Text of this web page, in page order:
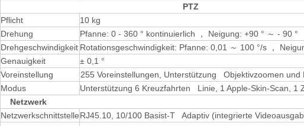
PTZ
Pflicht
10 kg
Drehung
Pfanne: 0 - 360 ° kontinuierlich ， Neigung: +90 ° ～ - 90 °
Drehgeschwindigkeit Rotationsgeschwindigkeit: Pfanne: 0,01 ～ 100 °/s ，
Genauigkeit
± 0,1 °
Voreinstellung
255 Voreinstellungen, Unterstützung Objektivzoomen und
Modus
Unterstützung 6 Kreuzfahrten Linie, 1 Apple-Skin-Scan, 1
Netzwerk
NetzwerkschnittstelleRJ45.10, 10/100 Basist-T Adaptiv (integrierte